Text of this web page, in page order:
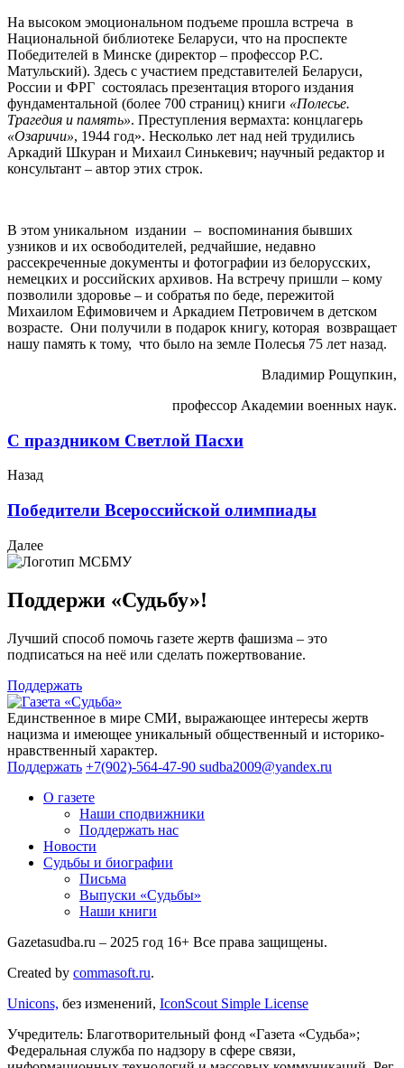
На высоком эмоциональном подъеме прошла встреча в
Национальной библиотеке Беларуси, что на проспекте
Победителей в Минске (директор – профессор Р.С.
Матульский). Здесь с участием представителей Беларуси,
России и ФРГ состоялась презентация второго издания
фундаментальной (более 700 страниц) книги «Полесье.
Трагедия и память». Преступления вермахта: концлагерь
«Озаричи», 1944 год». Несколько лет над ней трудились
Аркадий Шкуран и Михаил Синькевич; научный редактор и
консультант – автор этих строк.
В этом уникальном издании – воспоминания бывших
узников и их освободителей, редчайшие, недавно
рассекреченные документы и фотографии из белорусских,
немецких и российских архивов. На встречу пришли – кому
позволили здоровье – и собратья по беде, пережитой
Михаилом Ефимовичем и Аркадием Петровичем в детском
возрасте. Они получили в подарок книгу, которая возвращает
нашу память к тому, что было на земле Полесья 75 лет назад.
Владимир Рощупкин,
профессор Академии военных наук.
С праздником Светлой Пасхи
Назад
Победители Всероссийской олимпиады
Далее
Поддержи «Судьбу»!
Лучший способ помочь газете жертв фашизма – это
подписаться на неё или сделать пожертвование.
Поддержать
Единственное в мире СМИ, выражающее интересы жертв
нацизма и имеющее уникальный общественный и историко-
нравственный характер.
Поддержать +7(902)-564-47-90 sudba2009@yandex.ru
О газете
Наши сподвижники
Поддержать нас
Новости
Судьбы и биографии
Письма
Выпуски «Судьбы»
Наши книги
Gazetasudba.ru – 2025 год 16+ Все права защищены.
Created by commasoft.ru.
Unicons, без изменений, IconScout Simple License
Учредитель: Благотворительный фонд «Газета «Судьба»;
Федеральная служба по надзору в сфере связи,